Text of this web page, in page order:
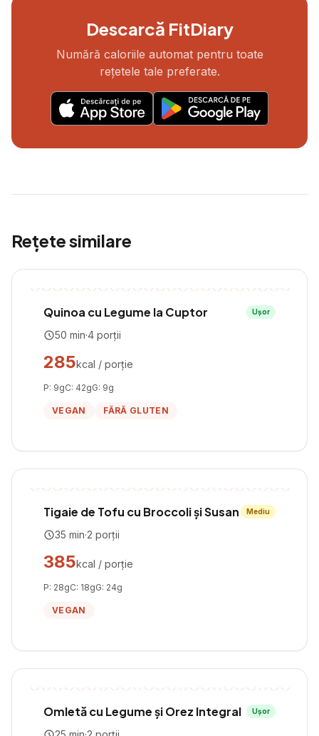
Descarcă FitDiary
Numără caloriile automat pentru toate
rețetele tale preferate.
Rețete similare
Quinoa cu Legume la Cuptor Ușor
50 min·4 porții
285kcal / porție
P: 9gC: 42gG: 9g
VEGAN FĂRĂ GLUTEN
Tigaie de Tofu cu Broccoli și Susan Mediu
35 min·2 porții
385kcal / porție
P: 28gC: 18gG: 24g
VEGAN
Omletă cu Legume și Orez Integral Ușor